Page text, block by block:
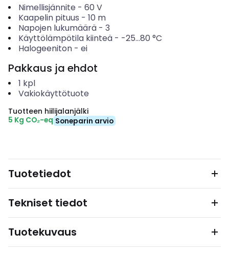
Nimellisjännite - 60 V
Kaapelin pituus - 10 m
Napojen lukumäärä- 3
Käyttölämpötila kiinteä- -25...80 °C
Halogeeniton- ei
Pakkaus ja ehdot
1 kpl
Vakiokäyttötuote
Tuotteen hiilijalanjälki
5 Kg CO₂-eq Soneparin arvio
Tuotetiedot
Tekniset tiedot
Tuotekuvaus